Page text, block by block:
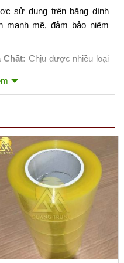
sử dụng trên băng dính
mạnh mẽ, đảm bảo niêm
Chất: Chịu được nhiều loại
bị mở ra trong quá trình
sản phẩm khỏi bụi bẩn,
khác.
Thích hợp cho việc đóng
độ bền và khả năng chịu
Đóng Gói OPP: